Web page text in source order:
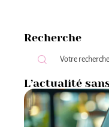
Recherche
L’actualité